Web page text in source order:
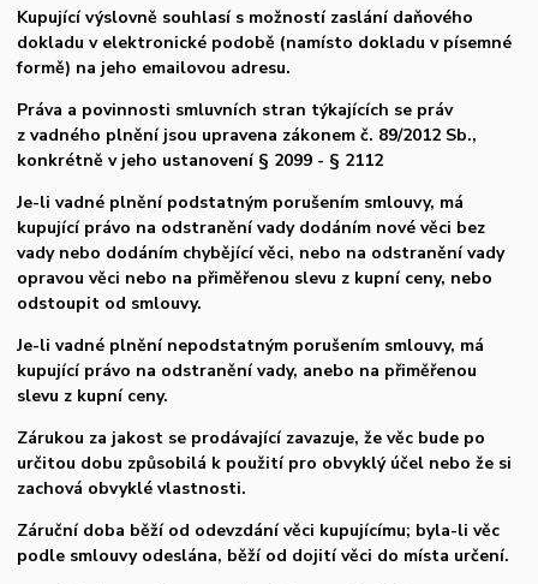
Kupující výslovně souhlasí s možností zaslání daňového
dokladu v elektronické podobě (namísto dokladu v písemné
formě) na jeho emailovou adresu.
Práva a povinnosti smluvních stran týkajících se práv
z vadného plnění jsou upravena zákonem č. 89/2012 Sb.,
konkrétně v jeho ustanovení § 2099 - § 2112
Je-li vadné plnění podstatným porušením smlouvy, má
kupující právo na odstranění vady dodáním nové věci bez
vady nebo dodáním chybějící věci, nebo na odstranění vady
opravou věci nebo na přiměřenou slevu z kupní ceny, nebo
odstoupit od smlouvy.
Je-li vadné plnění nepodstatným porušením smlouvy, má
kupující právo na odstranění vady, anebo na přiměřenou
slevu z kupní ceny.
Zárukou za jakost se prodávající zavazuje, že věc bude po
určitou dobu způsobilá k použití pro obvyklý účel nebo že si
zachová obvyklé vlastnosti.
Záruční doba běží od odevzdání věci kupujícímu; byla-li věc
podle smlouvy odeslána, běží od dojití věci do místa určení.